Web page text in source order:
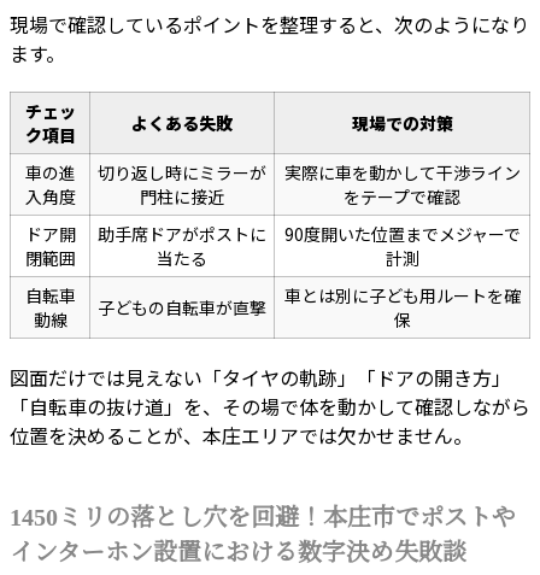
現場で確認しているポイントを整理すると、次のようになり
ます。
チェッ
ク項目
よくある失敗 現場での対策
車の進
入角度
切り返し時にミラーが
門柱に接近
実際に車を動かして干渉ライン
をテープで確認
ドア開
閉範囲
助手席ドアがポストに
当たる
90度開いた位置までメジャーで
計測
自転車
動線
子どもの自転車が直撃
車とは別に子ども用ルートを確
保
図面だけでは見えない「タイヤの軌跡」「ドアの開き方」
「自転車の抜け道」を、その場で体を動かして確認しながら
位置を決めることが、本庄エリアでは欠かせません。
1450ミリの落とし穴を回避！本庄市でポストや
インターホン設置における数字決め失敗談